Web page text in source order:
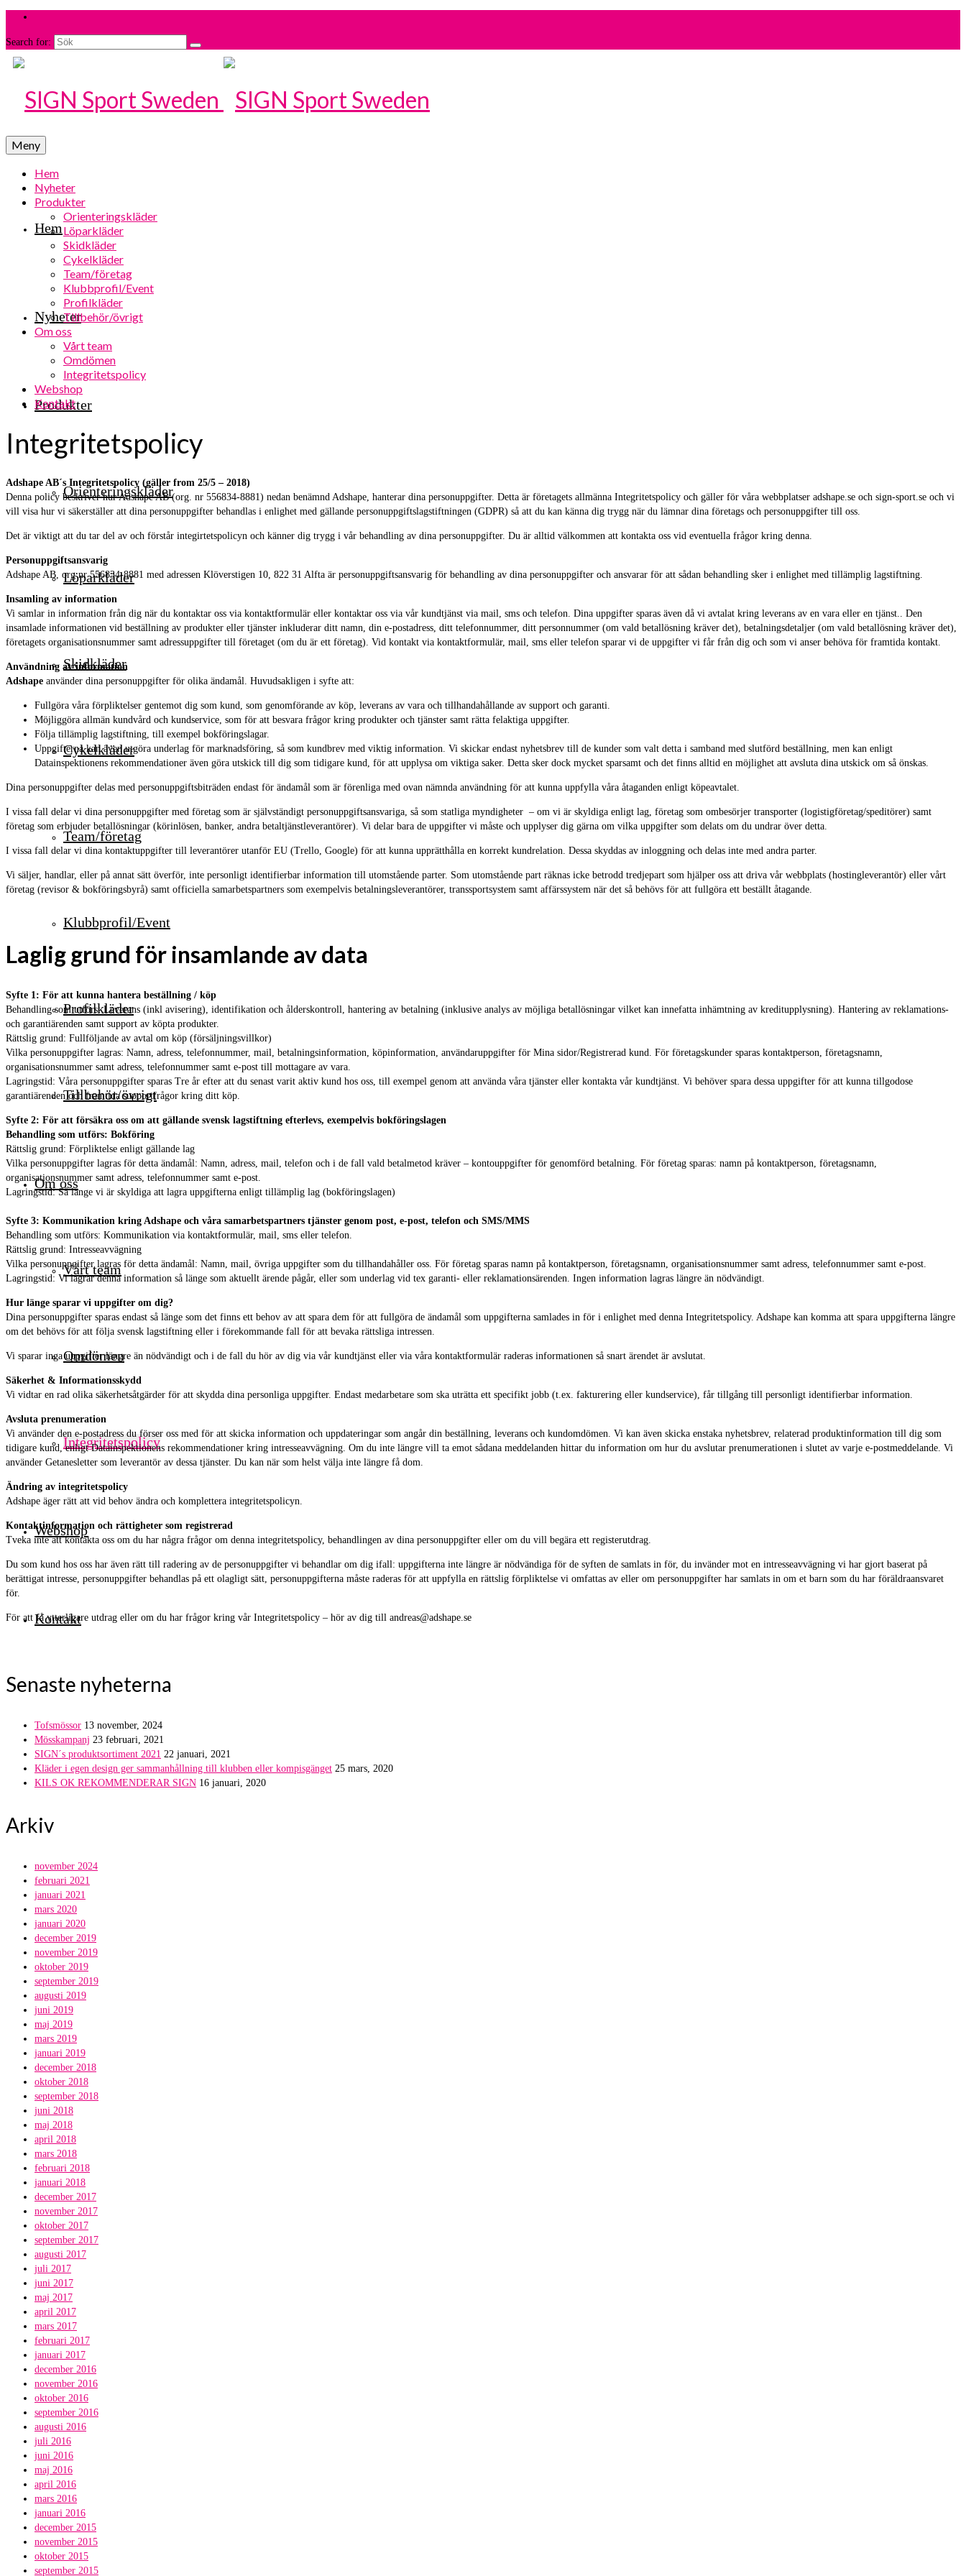
Search for:
Hem
Nyheter
Produkter
Orienteringskläder
Löparkläder
Skidkläder
Cykelkläder
Team/företag
Klubbprofil/Event
Profilkläder
Tillbehör/övrigt
Om oss
Vårt team
Omdömen
Integritetspolicy
Webshop
Kontakt
Meny
Hem
Nyheter
Produkter
Orienteringskläder
Löparkläder
Skidkläder
Cykelkläder
Team/företag
Klubbprofil/Event
Profilkläder
Tillbehör/övrigt
Om oss
Vårt team
Omdömen
Integritetspolicy
Webshop
Kontakt
Integritetspolicy
Adshape AB´s Integritetspolicy (gäller from 25/5 – 2018)
Denna policy beskriver hur Adshape AB (org. nr 556834-8881) nedan benämnd Adshape, hanterar dina personuppgifter. Detta är företagets allmänna Integritetspolicy och gäller för våra webbplatser adshape.se och sign-sport.se och vi
vill visa hur vi säkerställer att dina personuppgifter behandlas i enlighet med gällande personuppgiftslagstiftningen (GDPR) så att du kan känna dig trygg när du lämnar dina företags och personuppgifter till oss.
Det är viktigt att du tar del av och förstår integirtetspolicyn och känner dig trygg i vår behandling av dina personuppgifter. Du är alltid välkommen att kontakta oss vid eventuella frågor kring denna.
Personuppgiftsansvarig
Adshape AB, org nr 556834-8881 med adressen Klöverstigen 10, 822 31 Alfta är personuppgiftsansvarig för behandling av dina personuppgifter och ansvarar för att sådan behandling sker i enlighet med tillämplig lagstiftning.
Insamling av information
Vi samlar in information från dig när du kontaktar oss via kontaktformulär eller kontaktar oss via vår kundtjänst via mail, sms och telefon. Dina uppgifter sparas även då vi avtalat kring leverans av en vara eller en tjänst.. Den
insamlade informationen vid beställning av produkter eller tjänster inkluderar ditt namn, din e-postadress, ditt telefonnummer, ditt personnummer (om vald betallösning kräver det), betalningsdetaljer (om vald betallösning kräver det),
företagets organisationsnummer samt adressuppgifter till företaget (om du är ett företag). Vid kontakt via kontaktformulär, mail, sms eller telefon sparar vi de uppgifter vi får från dig och som vi anser behöva för framtida kontakt.
Användning av information
Adshape använder dina personuppgifter för olika ändamål. Huvudsakligen i syfte att:
Fullgöra våra förpliktelser gentemot dig som kund, som genomförande av köp, leverans av vara och tillhandahållande av support och garanti.
Möjliggöra allmän kundvård och kundservice, som för att besvara frågor kring produkter och tjänster samt rätta felaktiga uppgifter.
Följa tillämplig lagstiftning, till exempel bokföringslagar.
Uppgifterna kan även utgöra underlag för marknadsföring, så som kundbrev med viktig information. Vi skickar endast nyhetsbrev till de kunder som valt detta i samband med slutförd beställning, men kan enligt
Datainspektionens rekommendationer även göra utskick till dig som tidigare kund, för att upplysa om viktiga saker. Detta sker dock mycket sparsamt och det finns alltid en möjlighet att avsluta dina utskick om så önskas.
Dina personuppgifter delas med personuppgiftsbiträden endast för ändamål som är förenliga med ovan nämnda användning för att kunna uppfylla våra åtaganden enligt köpeavtalet.
I vissa fall delar vi dina personuppgifter med företag som är självständigt personuppgiftsansvariga, så som statliga myndigheter – om vi är skyldiga enligt lag, företag som ombesörjer transporter (logistigföretag/speditörer) samt
företag som erbjuder betallösningar (körinlösen, banker, andra betaltjänstleverantörer). Vi delar bara de uppgifter vi måste och upplyser dig gärna om vilka uppgifter som delats om du undrar över detta.
I vissa fall delar vi dina kontaktuppgifter till leverantörer utanför EU (Trello, Google) för att kunna upprätthålla en korrekt kundrelation. Dessa skyddas av inloggning och delas inte med andra parter.
Vi säljer, handlar, eller på annat sätt överför, inte personligt identifierbar information till utomstående parter. Som utomstående part räknas icke betrodd tredjepart som hjälper oss att driva vår webbplats (hostingleverantör) eller vårt
företag (revisor & bokföringsbyrå) samt officiella samarbetspartners som exempelvis betalningsleverantörer, transsportsystem samt affärssystem när det så behövs för att fullgöra ett beställt åtagande.
Laglig grund för insamlande av data
Syfte 1: För att kunna hantera beställning / köp
Behandling som utförs: Leverans (inkl avisering), identifikation och ålderskontroll, hantering av betalning (inklusive analys av möjliga betallösningar vilket kan innefatta inhämtning av kreditupplysning). Hantering av reklamations-
och garantiärenden samt support av köpta produkter.
Rättslig grund: Fullföljande av avtal om köp (försäljningsvillkor)
Vilka personuppgifter lagras: Namn, adress, telefonnummer, mail, betalningsinformation, köpinformation, användaruppgifter för Mina sidor/Registrerad kund. För företagskunder sparas kontaktperson, företagsnamn,
organisationsnummer samt adress, telefonnummer samt e-post till mottagare av vara.
Lagringstid: Våra personuppgifter sparas Tre år efter att du senast varit aktiv kund hos oss, till exempel genom att använda våra tjänster eller kontakta vår kundtjänst. Vi behöver spara dessa uppgifter för att kunna tillgodose
garantiärenden och framtida supportfrågor kring ditt köp.
Syfte 2: För att försäkra oss om att gällande svensk lagstiftning efterlevs, exempelvis bokföringslagen
Behandling som utförs: Bokföring
Rättslig grund: Förpliktelse enligt gällande lag
Vilka personuppgifter lagras för detta ändamål: Namn, adress, mail, telefon och i de fall vald betalmetod kräver – kontouppgifter för genomförd betalning. För företag sparas: namn på kontaktperson, företagsnamn,
organisationsnummer samt adress, telefonnummer samt e-post.
Lagringstid: Så länge vi är skyldiga att lagra uppgifterna enligt tillämplig lag (bokföringslagen)
Syfte 3: Kommunikation kring Adshape och våra samarbetspartners tjänster genom post, e-post, telefon och SMS/MMS
Behandling som utförs: Kommunikation via kontaktformulär, mail, sms eller telefon.
Rättslig grund: Intresseavvägning
Vilka personuppgifter lagras för detta ändamål: Namn, mail, övriga uppgifter som du tillhandahåller oss. För företag sparas namn på kontaktperson, företagsnamn, organisationsnummer samt adress, telefonnummer samt e-post.
Lagringstid: Vi lagrar denna information så länge som aktuellt ärende pågår, eller som underlag vid tex garanti- eller reklamationsärenden. Ingen information lagras längre än nödvändigt.
Hur länge sparar vi uppgifter om dig?
Dina personuppgifter sparas endast så länge som det finns ett behov av att spara dem för att fullgöra de ändamål som uppgifterna samlades in för i enlighet med denna Integritetspolicy. Adshape kan komma att spara uppgifterna längre
om det behövs för att följa svensk lagstiftning eller i förekommande fall för att bevaka rättsliga intressen.
Vi sparar inga uppgifter längre än nödvändigt och i de fall du hör av dig via vår kundtjänst eller via våra kontaktformulär raderas informationen så snart ärendet är avslutat.
Säkerhet & Informationsskydd
Vi vidtar en rad olika säkerhetsåtgärder för att skydda dina personliga uppgifter. Endast medarbetare som ska uträtta ett specifikt jobb (t.ex. fakturering eller kundservice), får tillgång till personligt identifierbar information.
Avsluta prenumeration
Vi använder den e-postadress du förser oss med för att skicka information och uppdateringar som angår din beställning, leverans och kundomdömen. Vi kan även skicka enstaka nyhetsbrev, relaterad produktinformation till dig som
tidigare kund, enligt Datainspektionens rekommendationer kring intresseavvägning. Om du inte längre vill ta emot sådana meddelanden hittar du information om hur du avslutar prenumerationen i slutet av varje e-postmeddelande. Vi
använder Getanesletter som leverantör av dessa tjänster. Du kan när som helst välja inte längre få dom.
Ändring av integritetspolicy
Adshape äger rätt att vid behov ändra och komplettera integritetspolicyn.
Kontaktinformation och rättigheter som registrerad
Tveka inte att kontakta oss om du har några frågor om denna integritetspolicy, behandlingen av dina personuppgifter eller om du vill begära ett registerutdrag.
Du som kund hos oss har även rätt till radering av de personuppgifter vi behandlar om dig ifall: uppgifterna inte längre är nödvändiga för de syften de samlats in för, du invänder mot en intresseavvägning vi har gjort baserat på
berättigat intresse, personuppgifter behandlas på ett olagligt sätt, personuppgifterna måste raderas för att uppfylla en rättslig förpliktelse vi omfattas av eller om personuppgifter har samlats in om et barn som du har föräldraansvaret
för.
För att få ytterligare utdrag eller om du har frågor kring vår Integritetspolicy – hör av dig till andreas@adshape.se
Senaste nyheterna
Tofsmössor 13 november, 2024
Mösskampanj 23 februari, 2021
SIGN´s produktsortiment 2021 22 januari, 2021
Kläder i egen design ger sammanhållning till klubben eller kompisgänget 25 mars, 2020
KILS OK REKOMMENDERAR SIGN 16 januari, 2020
Arkiv
november 2024
februari 2021
januari 2021
mars 2020
januari 2020
december 2019
november 2019
oktober 2019
september 2019
augusti 2019
juni 2019
maj 2019
mars 2019
januari 2019
december 2018
oktober 2018
september 2018
juni 2018
maj 2018
april 2018
mars 2018
februari 2018
januari 2018
december 2017
november 2017
oktober 2017
september 2017
augusti 2017
juli 2017
juni 2017
maj 2017
april 2017
mars 2017
februari 2017
januari 2017
december 2016
november 2016
oktober 2016
september 2016
augusti 2016
juli 2016
juni 2016
maj 2016
april 2016
mars 2016
januari 2016
december 2015
november 2015
oktober 2015
september 2015